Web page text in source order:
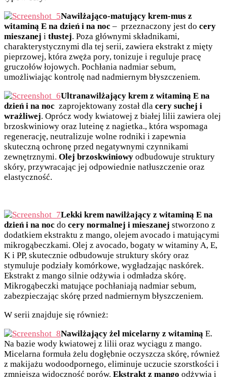
Nawilżająco-matujący krem-mus z
witaminą E na dzień i na noc – przeznaczony jest do cery
mieszanej i tłustej. Poza głównymi składnikami,
charakterystycznymi dla tej serii, zawiera ekstrakt z mięty
pieprzowej, która zwęża pory, tonizuje i reguluje pracę
gruczołów łojowych. Pochłania nadmiar sebum,
umożliwiając kontrolę nad nadmiernym błyszczeniem.
Ultranawilżający krem z witaminą E na
dzień i na noc zaprojektowany został dla cery suchej i
wrażliwej. Oprócz wody kwiatowej z białej lilii zawiera olej
brzoskwiniowy oraz luteinę z nagietka., która wspomaga
regenerację, neutralizuje wolne rodniki i zapewnia
skuteczną ochronę przed negatywnymi czynnikami
zewnętrznymi. Olej brzoskwiniowy odbudowuje struktury
skóry, przywracając jej odpowiednie natłuszczenie oraz
elastyczność.
Lekki krem nawilżający z witaminą E na
dzień i na noc do cery normalnej i mieszanej stworzono z
dodatkiem ekstraktu z mango, olejem avocado i matującymi
mikrogąbeczkami. Olej z avocado, bogaty w witaminy A, E,
K i PP, skutecznie odbudowuje struktury skóry oraz
stymuluje podziały komórkowe, wygładzając naskórek.
Ekstrakt z mango silnie odżywia i odmładza skórę.
Mikrogąbeczki matujące pochłaniają nadmiar sebum,
zabezpieczając skórę przed nadmiernym błyszczeniem.
W serii znajduje się również:
Nawilżający żel micelarny z witaminą E.
Na bazie wody kwiatowej z lilii oraz wyciągu z mango.
Micelarna formuła żelu dogłębnie oczyszcza skórę, również
z makijażu wodoodpornego, eliminuje uczucie szorstkości i
zmniejsza widoczność porów. Ekstrakt z mango odżywia i